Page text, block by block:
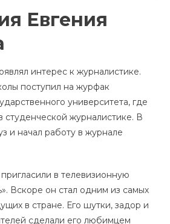
Евгения
интерес к журналистике.
поступил на журфак
университета, где
студенческой журналистике. В
и начал работу в журнале
в телевизионную
Вскоре он стал одним из самых
в стране. Его шутки, задор и
сделали его любимцем